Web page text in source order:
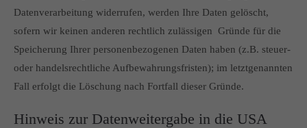
Datenverarbeitung widerrufen, werden Ihre Daten gelöscht,
sofern wir keinen anderen rechtlich zulässigen Gründe für die
Speicherung Ihrer personenbezogenen Daten haben (z.B. steuer-
oder handelsrechtliche Aufbewahrungsfristen); im letztgenannten
Fall erfolgt die Löschung nach Fortfall dieser Gründe.
Hinweis zur Datenweitergabe in die USA